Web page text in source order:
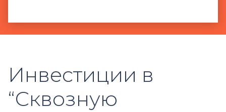
Инвестиции в
“Сквозную